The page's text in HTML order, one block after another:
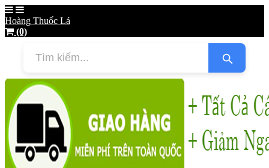
Hoàng Thuốc Lá
(0)